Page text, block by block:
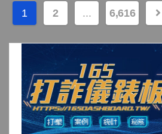
文
章
頁
1 2 ... 6,616